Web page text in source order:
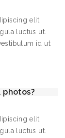
elit.
luctus ut.
id ut
photos?
elit.
luctus ut.